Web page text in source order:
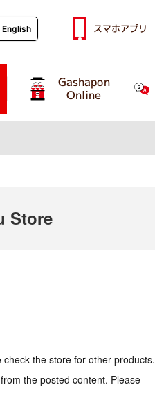
Gashapon
Online
English スマホアプリ
Store
the store for other products.
the posted content. Please